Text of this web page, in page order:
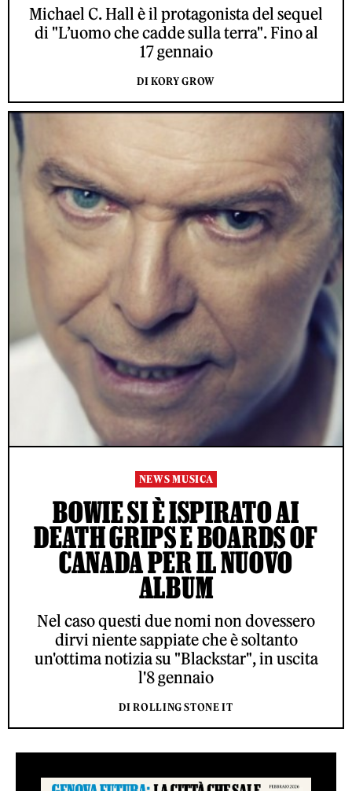
Michael C. Hall è il protagonista del sequel
di "L’uomo che cadde sulla terra". Fino al
17 gennaio
DI KORY GROW
NEWS MUSICA
BOWIE SI È ISPIRATO AI
DEATH GRIPS E BOARDS OF
CANADA PER IL NUOVO
ALBUM
Nel caso questi due nomi non dovessero
dirvi niente sappiate che è soltanto
un'ottima notizia su "Blackstar", in uscita
l'8 gennaio
DI ROLLING STONE IT